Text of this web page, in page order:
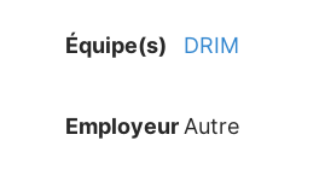
Équipe(s) DRIM
Employeur Autre